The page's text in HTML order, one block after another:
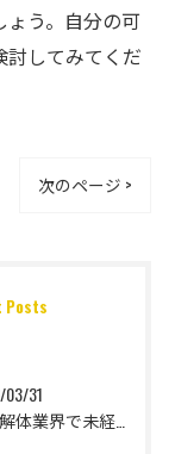
う。自分の可
してみてくだ
次のページ >
Posts
03/31